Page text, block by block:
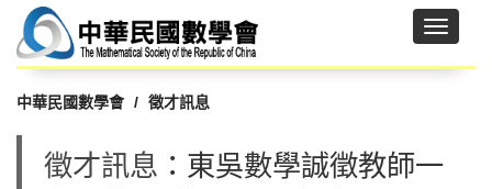
中華民國數學會 徵才訊息
徵才訊息 ：東吳數學誠徵教師一